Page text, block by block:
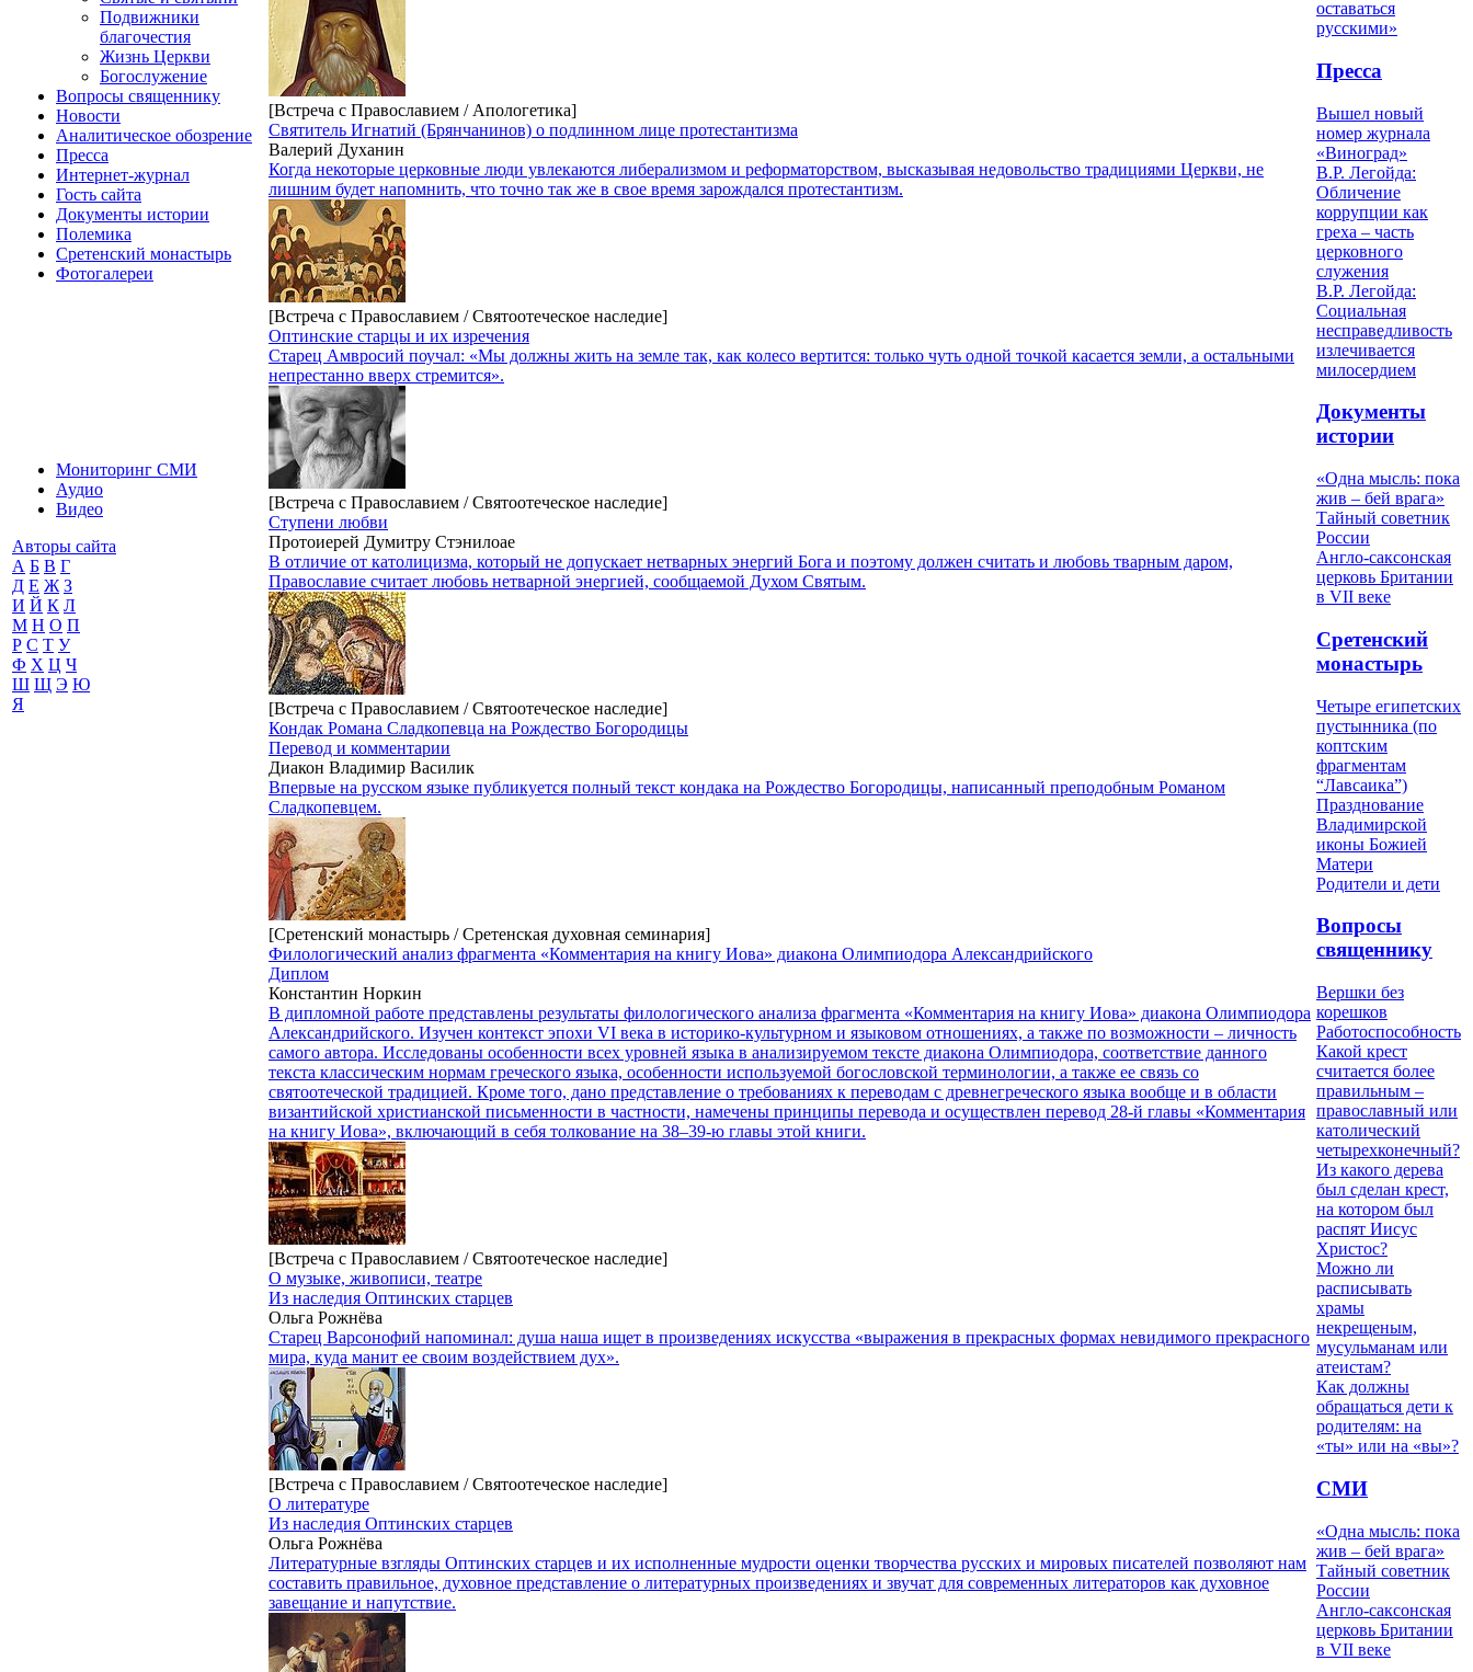
Подвижники
благочестия
Жизнь Церкви
Богослужение
Вопросы священнику
Новости
Аналитическое обозрение
Пресса
Интернет-журнал
Гость сайта
Документы истории
Полемика
Сретенский монастырь
Фотогалереи
Мониторинг СМИ
Аудио
Видео
Авторы сайта
А Б В Г
Д Е Ж З
И Й К Л
М Н О П
Р С Т У
Ф Х Ц Ч
Ш Щ Э Ю
Я
[Встреча с Православием / Апологетика]
Святитель Игнатий (Брянчанинов) о подлинном лице протестантизма
Валерий Духанин
Когда некоторые церковные люди увлекаются либерализмом и реформаторством, высказывая недовольство традициями Церкви, не
лишним будет напомнить, что точно так же в свое время зарождался протестантизм.
[Встреча с Православием / Святоотеческое наследие]
Оптинские старцы и их изречения
Старец Амвросий поучал: «Мы должны жить на земле так, как колесо вертится: только чуть одной точкой касается земли, а остальными
непрестанно вверх стремится».
[Встреча с Православием / Святоотеческое наследие]
Ступени любви
Протоиерей Думитру Стэнилоае
В отличие от католицизма, который не допускает нетварных энергий Бога и поэтому должен считать и любовь тварным даром,
Православие считает любовь нетварной энергией, сообщаемой Духом Святым.
[Встреча с Православием / Святоотеческое наследие]
Кондак Романа Сладкопевца на Рождество Богородицы
Перевод и комментарии
Диакон Владимир Василик
Впервые на русском языке публикуется полный текст кондака на Рождество Богородицы, написанный преподобным Романом
Сладкопевцем.
[Сретенский монастырь / Сретенская духовная семинария]
Филологический анализ фрагмента «Комментария на книгу Иова» диакона Олимпиодора Александрийского
Диплом
Константин Норкин
В дипломной работе представлены результаты филологического анализа фрагмента «Комментария на книгу Иова» диакона Олимпиодора
Александрийского. Изучен контекст эпохи VI века в историко-культурном и языковом отношениях, а также по возможности – личность
самого автора. Исследованы особенности всех уровней языка в анализируемом тексте диакона Олимпиодора, соответствие данного
текста классическим нормам греческого языка, особенности используемой богословской терминологии, а также ее связь со
святоотеческой традицией. Кроме того, дано представление о требованиях к переводам с древнегреческого языка вообще и в области
византийской христианской письменности в частности, намечены принципы перевода и осуществлен перевод 28-й главы «Комментария
на книгу Иова», включающий в себя толкование на 38–39-ю главы этой книги.
[Встреча с Православием / Святоотеческое наследие]
О музыке, живописи, театре
Из наследия Оптинских старцев
Ольга Рожнёва
Старец Варсонофий напоминал: душа наша ищет в произведениях искусства «выражения в прекрасных формах невидимого прекрасного
мира, куда манит ее своим воздействием дух».
[Встреча с Православием / Святоотеческое наследие]
О литературе
Из наследия Оптинских старцев
Ольга Рожнёва
Литературные взгляды Оптинских старцев и их исполненные мудрости оценки творчества русских и мировых писателей позволяют нам
составить правильное, духовное представление о литературных произведениях и звучат для современных литераторов как духовное
завещание и напутствие.
оставаться
русскими»
Пресса
Вышел новый
номер журнала
«Виноград»
В.Р. Легойда:
Обличение
коррупции как
греха – часть
церковного
служения
В.Р. Легойда:
Социальная
несправедливость
излечивается
милосердием
Документы
истории
«Одна мысль: пока
жив – бей врага»
Тайный советник
России
Англо-саксонская
церковь Британии
в VII веке
Сретенский
монастырь
Четыре египетских
пустынника (по
коптским
фрагментам
“Лавсаика”)
Празднование
Владимирской
иконы Божией
Матери
Родители и дети
Вопросы
священнику
Вершки без
корешков
Работоспособность
Какой крест
считается более
правильным –
православный или
католический
четырехконечный?
Из какого дерева
был сделан крест,
на котором был
распят Иисус
Христос?
Можно ли
расписывать
храмы
некрещеным,
мусульманам или
атеистам?
Как должны
обращаться дети к
родителям: на
«ты» или на «вы»?
СМИ
«Одна мысль: пока
жив – бей врага»
Тайный советник
России
Англо-саксонская
церковь Британии
в VII веке